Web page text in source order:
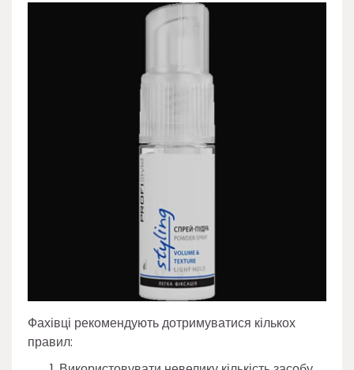
Фахівці рекомендують дотримуватися кількох
правил: